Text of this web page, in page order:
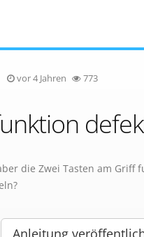
vor 4 Jahren 773
die Zwei Tasten am Griff
Anleitung